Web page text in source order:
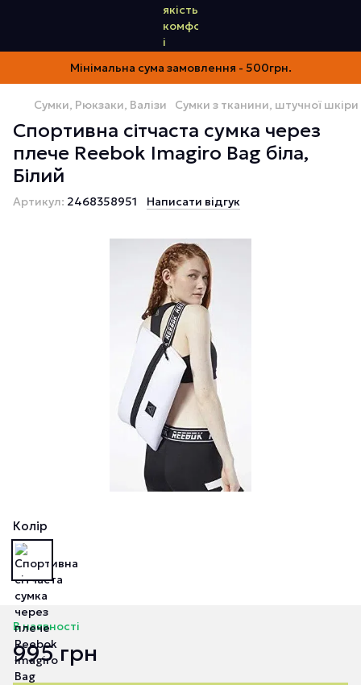
Мінімальна сума замовлення - 500грн.
Сумки, Рюкзаки, Валізи Сумки з тканини, штучної шкіри
Спортивна сітчаста сумка через
плече Reebok Imagiro Bag біла,
Білий
Артикул: 2468358951 Написати відгук
Колір
В наявності
995 грн